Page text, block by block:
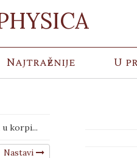
Najtraženije U
korpi...
Nastavi